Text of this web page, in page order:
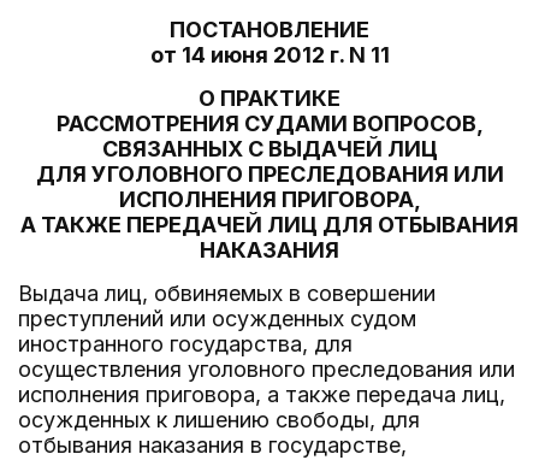
ПОСТАНОВЛЕНИЕ
от 14 июня 2012 г. N 11
О ПРАКТИКЕ
РАССМОТРЕНИЯ СУДАМИ ВОПРОСОВ,
СВЯЗАННЫХ С ВЫДАЧЕЙ ЛИЦ
ДЛЯ УГОЛОВНОГО ПРЕСЛЕДОВАНИЯ ИЛИ
ИСПОЛНЕНИЯ ПРИГОВОРА,
А ТАКЖЕ ПЕРЕДАЧЕЙ ЛИЦ ДЛЯ ОТБЫВАНИЯ
НАКАЗАНИЯ
Выдача лиц, обвиняемых в совершении
преступлений или осужденных судом
иностранного государства, для
осуществления уголовного преследования или
исполнения приговора, а также передача лиц,
осужденных к лишению свободы, для
отбывания наказания в государстве,